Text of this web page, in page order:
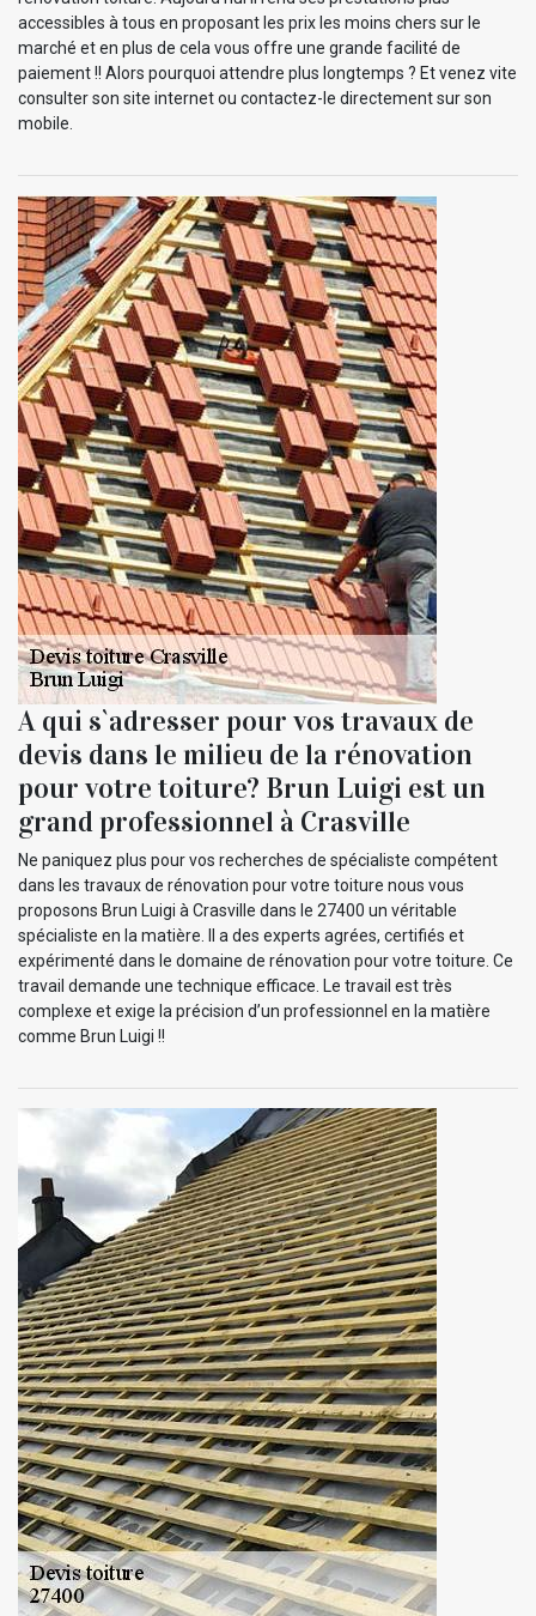
accessibles à tous en proposant les prix les moins chers sur le
marché et en plus de cela vous offre une grande facilité de
paiement !! Alors pourquoi attendre plus longtemps ? Et venez vite
consulter son site internet ou contactez-le directement sur son
mobile.
A qui s`adresser pour vos travaux de
devis dans le milieu de la rénovation
pour votre toiture? Brun Luigi est un
grand professionnel à Crasville
Ne paniquez plus pour vos recherches de spécialiste compétent
dans les travaux de rénovation pour votre toiture nous vous
proposons Brun Luigi à Crasville dans le 27400 un véritable
spécialiste en la matière. Il a des experts agrées, certifiés et
expérimenté dans le domaine de rénovation pour votre toiture. Ce
travail demande une technique efficace. Le travail est très
complexe et exige la précision d’un professionnel en la matière
comme Brun Luigi !!